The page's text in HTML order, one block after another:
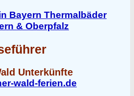
Bayern Thermalbäder
& Oberpfalz
Unterkünfte
wald-ferien.de